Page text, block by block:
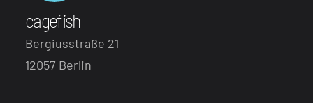
cagefish
Bergiusstraße 21
12057 Berlin